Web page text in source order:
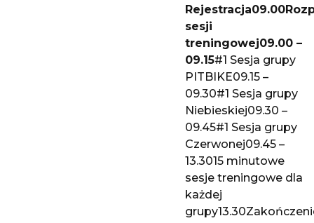
sesji
treningowej09.00 –
09.15#1 Sesja grupy
PITBIKE09.15 –
09.30#1 Sesja grupy
Niebieskiej09.30 –
09.45#1 Sesja grupy
Czerwonej09.45 –
13.3015 minutowe
sesje treningowe dla
każdej